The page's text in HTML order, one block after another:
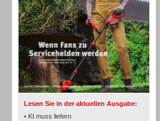
Lesen Sie in der aktuellen Ausgabe:
• KI muss liefern
TK- und ACD-Systeme